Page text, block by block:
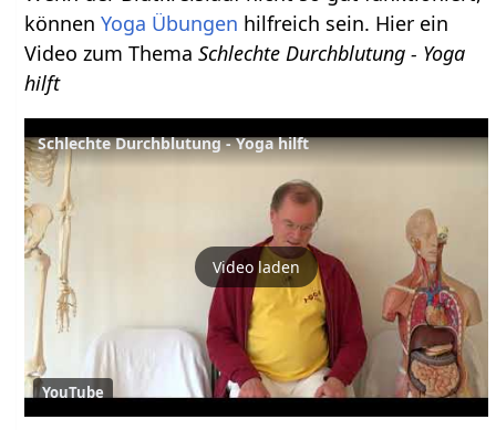
könnenYoga Übungen hilfreich sein. Hier ein
Video zum ThemaSchlechte Durchblutung - Yoga
hilft
Schlechte Durchblutung - Yoga hilft
Video laden
YouTube